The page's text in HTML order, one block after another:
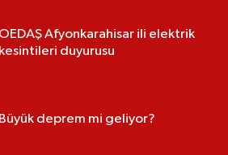
OEDAŞ Afyonkarahisar ili elektrik
kesintileri duyurusu
Büyük deprem mi geliyor?